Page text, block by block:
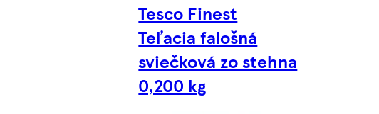
Tesco Finest
Teľacia falošná
sviečková zo stehna
0,200 kg